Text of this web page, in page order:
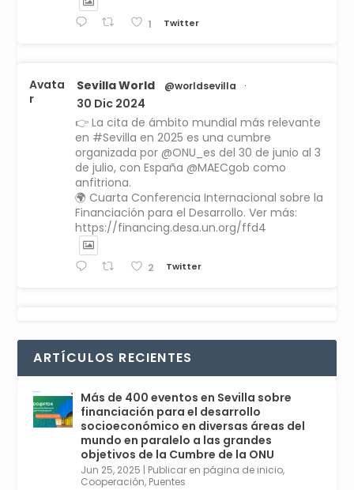
1 Twitter
Avata
r
Sevilla World @worldsevilla ·
30 Dic 2024
👉 La cita de ámbito mundial más relevante
en #Sevilla en 2025 es una cumbre
organizada por @ONU_es del 30 de junio al 3
de julio, con España @MAECgob como
anfitriona.
🌍 Cuarta Conferencia Internacional sobre la
Financiación para el Desarrollo. Ver más:
https://financing.desa.un.org/ffd4
2 Twitter
r
comienza en Sevilla este lunes 2 con la
Conferencia Internacional sobre Catálisis, y
con el Congreso de Parasitología. Del día 3 al
6, Congreso de Metodología de Ciencias
Sociales y la Salud; y los días 5 y 6 Jornadas
de Economía Industrial.
4
1 2 Twitter
ARTÍCULOS RECIENTES
Más de 400 eventos en Sevilla sobre
financiación para el desarrollo
socioeconómico en diversas áreas del
mundo en paralelo a las grandes
objetivos de la Cumbre de la ONU
Jun 25, 2025 | Publicar en página de inicio,
Cooperación, Puentes